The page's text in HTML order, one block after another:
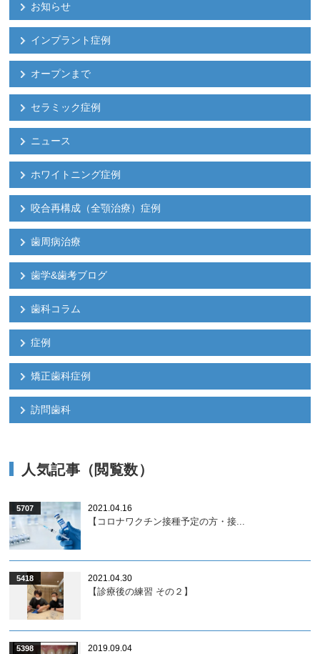
お知らせ
インプラント症例
オープンまで
セラミック症例
ニュース
ホワイトニング症例
咬合再構成（全顎治療）症例
歯周病治療
歯学&歯考ブログ
歯科コラム
症例
矯正歯科症例
訪問歯科
人気記事（閲覧数）
5707 2021.04.16
【コロナワクチン接種予定の方・接...
5418 2021.04.30
【診療後の練習 その２】
5398 2019.09.04